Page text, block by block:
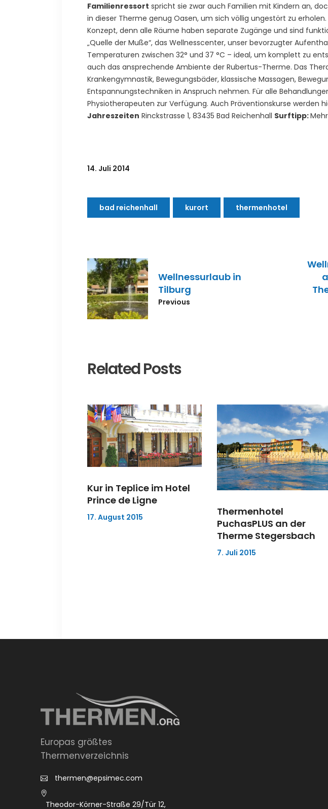
Familienressort spricht sie zwar auch Familien mit Kindern an,
in dieser Therme genug Oasen, um sich völlig ungestört zu
Konzept, denn alle Räume haben separate Zugänge und sind
„Quelle der Muße“, das Wellnesscenter, unser bevorzugter
Temperaturen zwischen 32° und 37 °C – ideal, um komplett zu
auch das ansprechende Ambiente der Rubertus-Therme. Das
Krankengymnastik, Bewegungsbäder, klassische Massagen,
Entspannungstechniken in Anspruch nehmen. Für alle
Physiotherapeuten zur Verfügung. Auch Präventionskurse werden
Jahreszeiten Rinckstrasse 1, 83435 Bad Reichenhall Surftipp:Mehr
14. Juli 2014
bad reichenhall kurort thermenhotel
Wellnessurlaub in
Tilburg
Previous
Related Posts
Kur in Teplice im Hotel
Prince de Ligne
17. August 2015
Thermenhotel
PuchasPLUS an der
Therme Stegersbach
7. Juli 2015
Europas größtes
Thermenverzeichnis
thermen@epsimec.com
Theodor-Körner-Straße 29/Tür 12,